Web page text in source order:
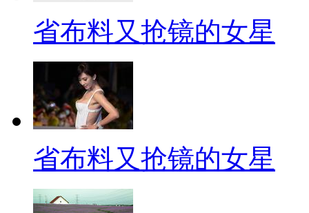
省布料又抢镜的女星
省布料又抢镜的女星